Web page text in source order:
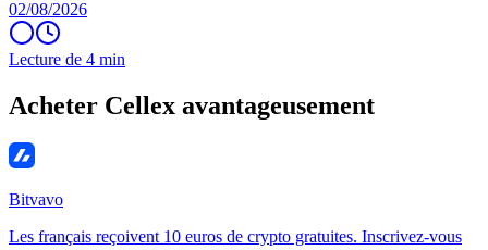
02/08/2026
Lecture de 4 min
Acheter Cellex avantageusement
Bitvavo
Les français reçoivent 10 euros de crypto gratuites. Inscrivez-vous